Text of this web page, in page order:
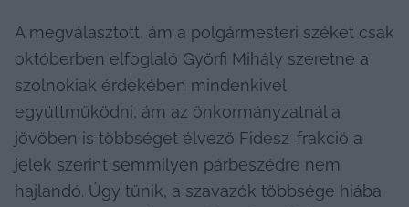
A megválasztott, ám a polgármesteri széket csak
októberben elfoglaló Györfi Mihály szeretne a
szolnokiak érdekében mindenkivel
együttműködni, ám az önkormányzatnál a
jövőben is többséget élvező Fidesz-frakció a
jelek szerint semmilyen párbeszédre nem
hajlandó. Úgy tűnik, a szavazók többsége hiába